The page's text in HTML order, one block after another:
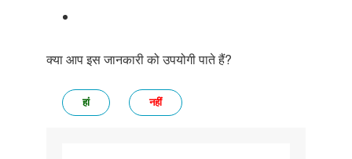
क्या आप इस जानकारी को उपयोगी पाते हैं?
हां नहीं